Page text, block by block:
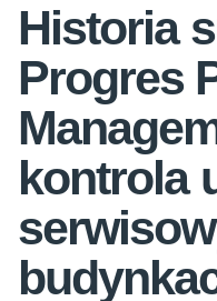
Historia
Progres
kontrola